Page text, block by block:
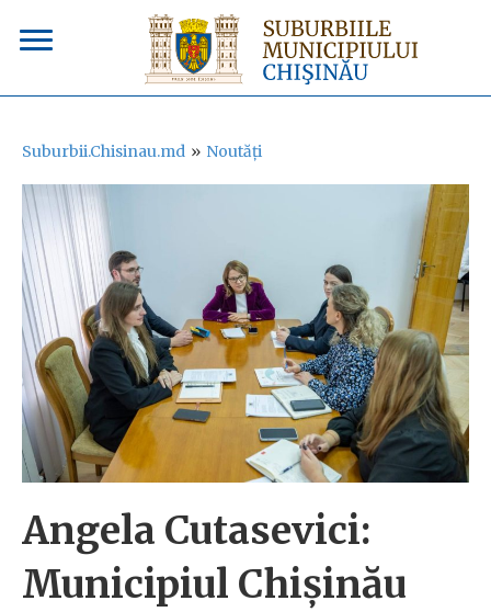
Suburbii.Chisinau.md » Noutăți
Angela Cutasevici:
Municipiul Chișinău